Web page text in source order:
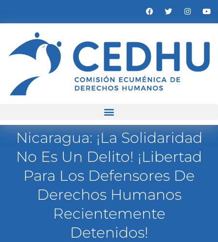
Nicaragua: ¡La Solidaridad
No Es Un Delito! ¡Libertad
Para Los Defensores De
Derechos Humanos
Recientemente
Detenidos!